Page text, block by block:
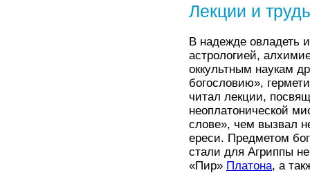
Лекции и
В надежде овладеть
астрологией,
оккультным наукам
богословию»,
читал лекции,
неоплатонической
слове», чем вызвал
ереси. Предметом
стали для Агриппы
«Пир» Платона, а